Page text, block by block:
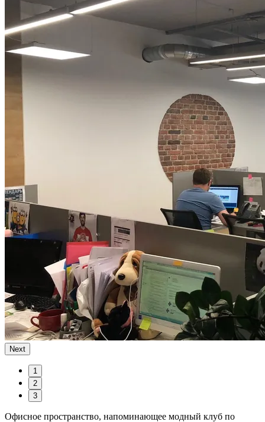
Next
1
2
3
Офисное пространство, напоминающее модный клуб по